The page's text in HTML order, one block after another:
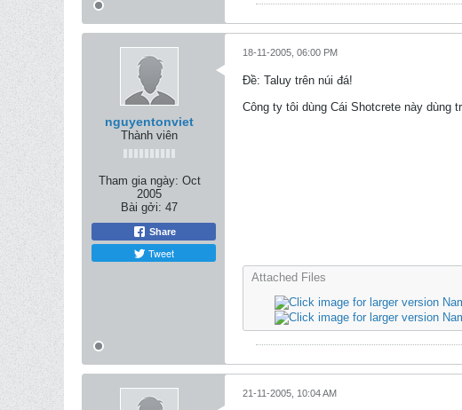
nguyentonviet
Thành viên
Tham gia ngày: Oct
2005
Bài gởi: 47
Share
Tweet
18-11-2005, 06:00 PM
Ðề: Taluy trên núi đá!
Công ty tôi dùng Cái Shotcrete này dùng
Attached Files
21-11-2005, 10:04 AM